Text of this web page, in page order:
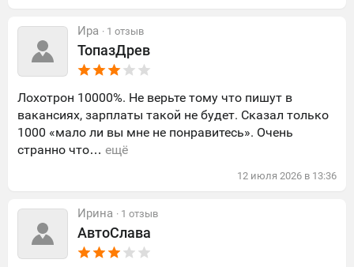
Ира · 1 отзыв
ТопазДрев
Лохотрон 10000%. Не верьте тому что пишут в
вакансиях, зарплаты такой не будет. Сказал только
1000 «мало ли вы мне не понравитесь». Очень
странно что… ещё
12 июля 2026 в 13:36
Ирина · 1 отзыв
АвтоСлава